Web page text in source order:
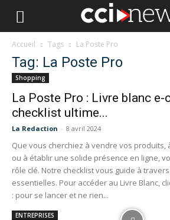
Accueil Tags La Poste Pro
Tag: La Poste Pro
Shopping
La Poste Pro : Livre blanc e-
checklist ultime...
La Redaction - 8 avril 2024
Que vous cherchiez à vendre vos produits,
ou à établir une solide présence en ligne,
rôle clé. Notre checklist vous guide à
essentielles. Pour accéder au Livre Blanc,
: pour se lancer et ne rien...
ENTREPRISES